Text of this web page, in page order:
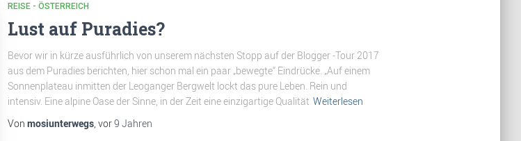
REISE - ÖSTERREICH
Lust auf Puradies?
Bevor wir in kürze ausführlich von unserem nächsten Stopp auf der Blogger -Tour 2017
aus dem Puradies berichten, hier schon mal ein paar „bewegte“ Eindrücke. „Auf einem
Sonnenplateau inmitten der Leoganger Bergwelt lockt das pure Leben. Rein und
intensiv. Eine alpine Oase der Sinne, in der Zeit eine einzigartige Qualität Weiterlesen
Von mosiunterwegs, vor9 Jahren